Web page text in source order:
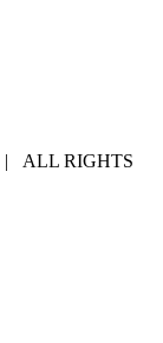
| ALL RIGHTS